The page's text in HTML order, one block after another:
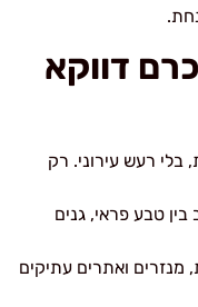
דווקא
בלי רעש עירוני. רק
בין טבע פראי, גנים
מנזרים ואתרים עתיקים